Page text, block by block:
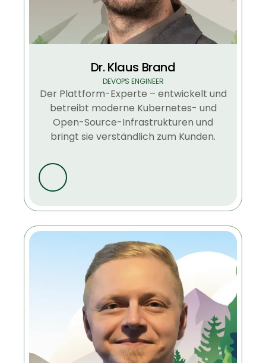
Dr. Klaus Brand
DEVOPS ENGINEER
Der Plattform-Experte – entwickelt und
betreibt moderne Kubernetes- und
Open-Source-Infrastrukturen und
bringt sie verständlich zum Kunden.